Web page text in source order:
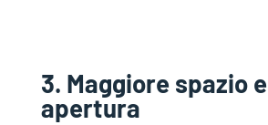
3. Maggiore spazio e
apertura